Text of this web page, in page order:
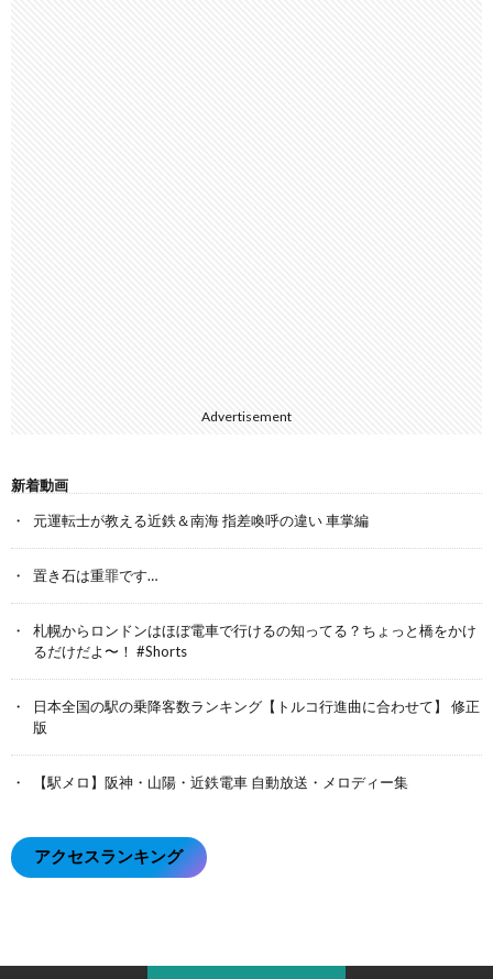
Advertisement
新着動画
元運転士が教える近鉄＆南海 指差喚呼の違い 車掌編
置き石は重罪です…
札幌からロンドンはほぼ電車で行けるの知ってる？ちょっと橋をかけ
るだけだよ〜！ #Shorts
日本全国の駅の乗降客数ランキング【トルコ行進曲に合わせて】 修正
版
【駅メロ】阪神・山陽・近鉄電車 自動放送・メロディー集
アクセスランキング